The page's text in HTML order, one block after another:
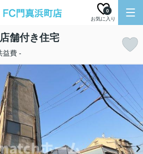
お気に入り
0
舗付き住宅
益費 -